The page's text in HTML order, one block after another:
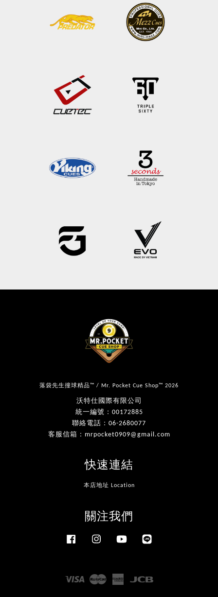
落袋先生撞球精品™ / Mr. Pocket Cue Shop™ 2026
沃特仕國際有限公司
統一編號：00172885
聯絡電話：06-2680077
客服信箱：mrpocket0909@gmail.com
快速連結
本店地址 Location
關注我們
Facebook Instagram YouTube
Visa Master
American